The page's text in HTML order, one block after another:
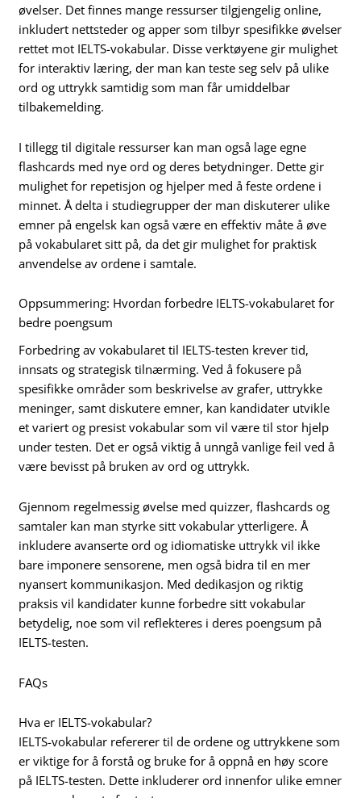
øvelser. Det finnes mange ressurser tilgjengelig online,
inkludert nettsteder og apper som tilbyr spesifikke øvelser
rettet mot IELTS-vokabular. Disse verktøyene gir mulighet
for interaktiv læring, der man kan teste seg selv på ulike
ord og uttrykk samtidig som man får umiddelbar
tilbakemelding.
I tillegg til digitale ressurser kan man også lage egne
flashcards med nye ord og deres betydninger. Dette gir
mulighet for repetisjon og hjelper med å feste ordene i
minnet. Å delta i studiegrupper der man diskuterer ulike
emner på engelsk kan også være en effektiv måte å øve
på vokabularet sitt på, da det gir mulighet for praktisk
anvendelse av ordene i samtale.
Oppsummering: Hvordan forbedre IELTS-vokabularet for
bedre poengsum
Forbedring av vokabularet til IELTS-testen krever tid,
innsats og strategisk tilnærming. Ved å fokusere på
spesifikke områder som beskrivelse av grafer, uttrykke
meninger, samt diskutere emner, kan kandidater utvikle
et variert og presist vokabular som vil være til stor hjelp
under testen. Det er også viktig å unngå vanlige feil ved å
være bevisst på bruken av ord og uttrykk.
Gjennom regelmessig øvelse med quizzer, flashcards og
samtaler kan man styrke sitt vokabular ytterligere. Å
inkludere avanserte ord og idiomatiske uttrykk vil ikke
bare imponere sensorene, men også bidra til en mer
nyansert kommunikasjon. Med dedikasjon og riktig
praksis vil kandidater kunne forbedre sitt vokabular
betydelig, noe som vil reflekteres i deres poengsum på
IELTS-testen.
FAQs
Hva er IELTS-vokabular?
IELTS-vokabular refererer til de ordene og uttrykkene som
er viktige for å forstå og bruke for å oppnå en høy score
på IELTS-testen. Dette inkluderer ord innenfor ulike emner